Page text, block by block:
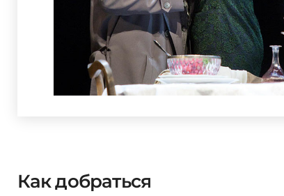
Как добраться